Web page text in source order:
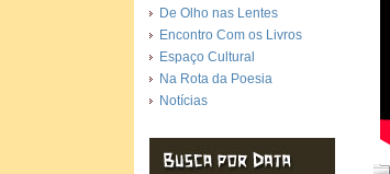
De Olho nas Lentes
Encontro Com os Livros
Espaço Cultural
Na Rota da Poesia
Notícias